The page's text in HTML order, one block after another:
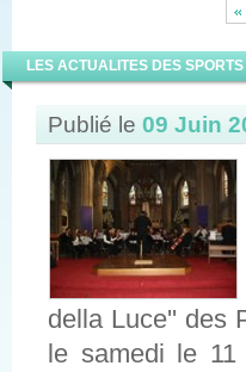
LES ACTUALITES DES
Publié le 09 Juin
della Luce'' des
le samedi le